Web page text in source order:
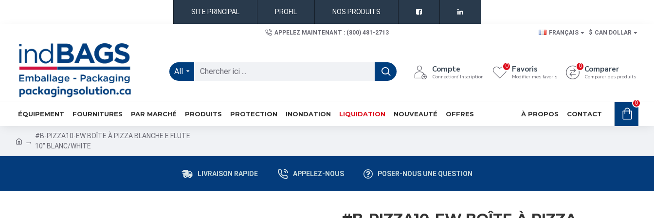
SITE PRINCIPAL PROFIL NOS PRODUITS
APPELEZ MAINTENANT : (800) 481-2713 FRANÇAIS $ CAN DOLLAR
All Compte
Connection/ Inscription
Favoris
Modifier mes favoris
0 Comparer
Comparer des produits
0
ÉQUIPEMENT FOURNITURES PAR MARCHÉ PRODUITS PROTECTION INONDATION LIQUIDATION NOUVEAUTÉ OFFRES À PROPOS CONTACT
0
#B-PIZZA10-EW BOÎTE À PIZZA BLANCHE E FLUTE
10" BLANC/WHITE
LIVRAISON RAPIDE APPELEZ-NOUS POSER-NOUS UNE QUESTION